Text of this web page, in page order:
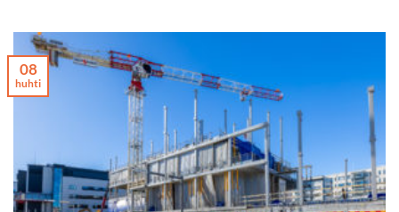
08
huhti